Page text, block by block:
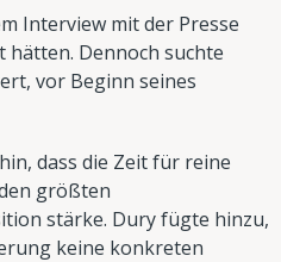
Interview mit der Presse
hätten. Dennoch suchte
vor Beginn seines
dass die Zeit für reine
größten
stärke. Dury fügte hinzu,
keine konkreten